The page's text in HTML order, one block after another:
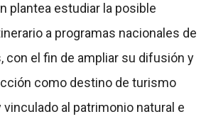
plantea estudiar la posible
a programas nacionales de
con el fin de ampliar su difusión y
como destino de turismo
al patrimonio natural e